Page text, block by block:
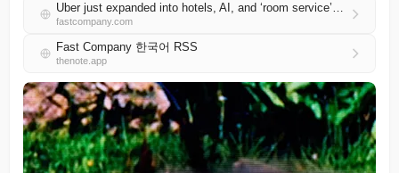
Uber just expanded into hotels, AI, and ‘room service’—and it’s moving fast
fastcompany.com
Fast Company 한국어 RSS
thenote.app